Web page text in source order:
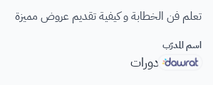
تعلم فن الخطابة و كيفية تقديم عروض مميزة
اسم المدرّب
دورات